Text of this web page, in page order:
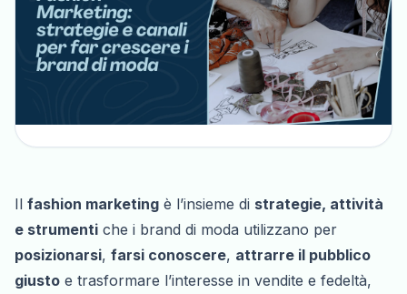
Il fashion marketing è l’insieme di strategie, attività
e strumenti che i brand di moda utilizzano per
posizionarsi, farsi conoscere, attrarre il pubblico
giusto e trasformare l’interesse in vendite e fedeltà,